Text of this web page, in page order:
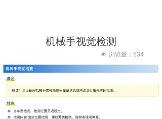
机械手视觉检测
넶 浏览量： 534